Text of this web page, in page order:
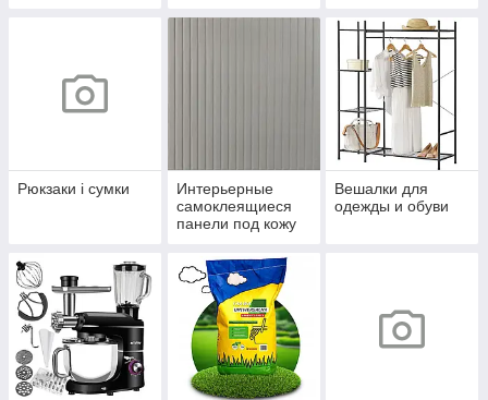
Рюкзаки і сумки
Интерьерные
самоклеящиеся
панели под кожу
Вешалки для
одежды и обуви